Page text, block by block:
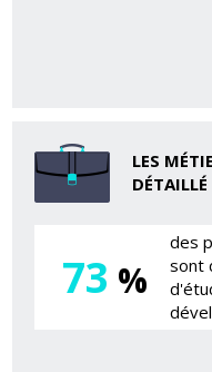
LES
DÉTAILLÉ
73 %
des
sont